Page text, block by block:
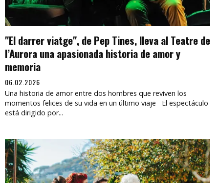
"El darrer viatge", de Pep Tines, lleva al Teatre de
l’Aurora una apasionada historia de amor y
memoria
06.02.2026
Una historia de amor entre dos hombres que reviven los
momentos felices de su vida en un último viaje El espectáculo
está dirigido por...